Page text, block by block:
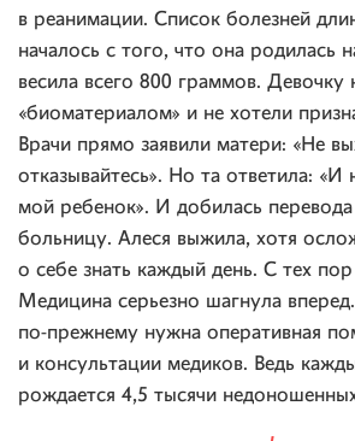
в реанимации. Список болезней
началось с того, что она родилась
весила всего 800 граммов. Девочку
«биоматериалом» и не хотели
Врачи прямо заявили матери: «Не
отказывайтесь». Но та ответила:
мой ребенок». И добилась
больницу. Алеся выжила, хотя
о себе знать каждый день. С тех
Медицина серьезно шагнула
по-прежнему нужна оперативная
и консультации медиков. Ведь
рождается 4,5 тысячи